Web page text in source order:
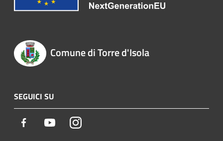
Comune di Torre d'Isola
SEGUICI SU
Facebook YoutubeInstagram